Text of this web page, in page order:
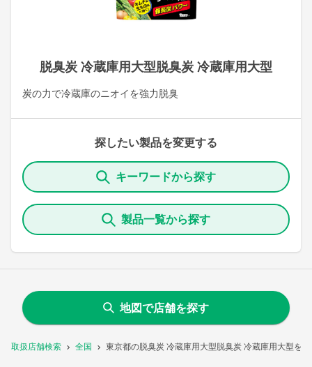
取扱店舗検索 全国 東京都の脱臭炭 冷蔵庫用大型脱臭炭 冷蔵庫用大型を
脱臭炭 冷蔵庫用大型脱臭炭 冷蔵庫用大型
炭の力で冷蔵庫のニオイを強力脱臭
探したい製品を変更する
キーワードから探す
製品一覧から探す
地図で店舗を探す